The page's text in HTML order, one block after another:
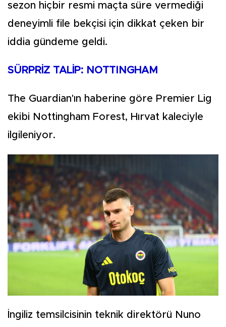
sezon hiçbir resmi maçta süre vermediği
deneyimli file bekçisi için dikkat çeken bir
iddia gündeme geldi.
SÜRPRİZ TALİP: NOTTINGHAM
The Guardian'ın haberine göre Premier Lig
ekibi Nottingham Forest, Hırvat kaleciyle
ilgileniyor.
İngiliz temsilcisinin teknik direktörü Nuno